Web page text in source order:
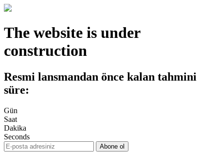
The website is under
construction
Resmi lansmandan önce kalan tahmini
süre:
Gün
Saat
Dakika
Seconds